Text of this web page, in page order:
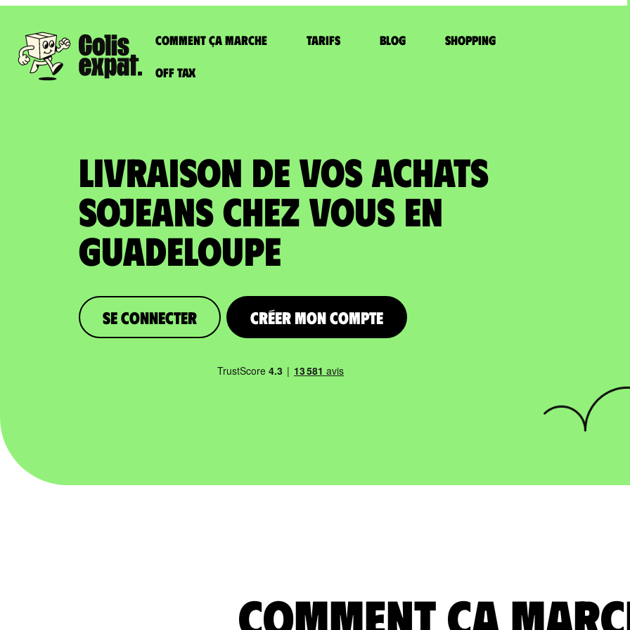
Comment ça marche Tarifs Blog Shopping
Off Tax
LIVRAISON DE VOS ACHATS
SOJEANS chez vous en
Guadeloupe
Se connecter Créer mon compte
comment ça